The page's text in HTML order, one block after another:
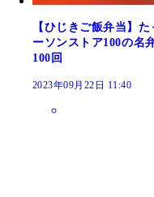
【ひじきご飯弁当】
ーソンストア100の名
100回
2023年09月22日 11:40